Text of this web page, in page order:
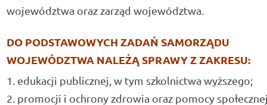
województwa oraz zarząd województwa.
DO PODSTAWOWYCH ZADAŃ SAMORZĄDU
WOJEWÓDZTWA NALEŻĄ SPRAWY Z ZAKRESU:
edukacji publicznej, w tym szkolnictwa wyższego;
promocji i ochrony zdrowia oraz pomocy